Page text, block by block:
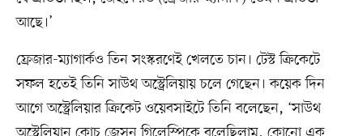
আছে।’
ফ্রেজার-ম্যাগার্কও তিন সংস্করণেই খেলতে চান। টেস্ট ক্রিকেটে
সফল হতেই তিনি সাউথ অস্ট্রেলিয়ায় চলে গেছেন। কয়েক দিন
আগে অস্ট্রেলিয়ার ক্রিকেট ওয়েবসাইটে তিনি বলেছেন, ‘সাউথ